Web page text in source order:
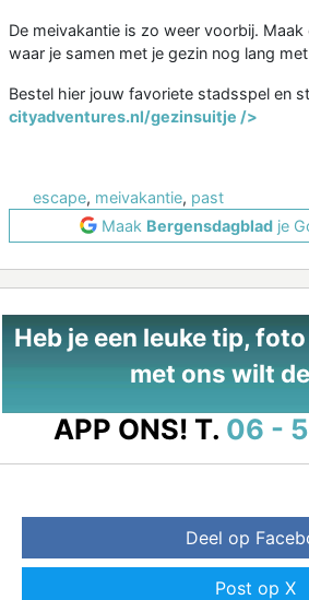
De meivakantie is zo weer voorbij.
waar je samen met je gezin nog lang
Bestel hier jouw favoriete stadsspel en
cityadventures.nl/gezinsuitje />
escape, meivakantie, past
Maak Bergensdagbladje
Heb je een leuke tip,
met ons wilt
APP ONS! T. 06 -
Deel op
Post op X